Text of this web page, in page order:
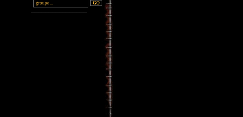
________________